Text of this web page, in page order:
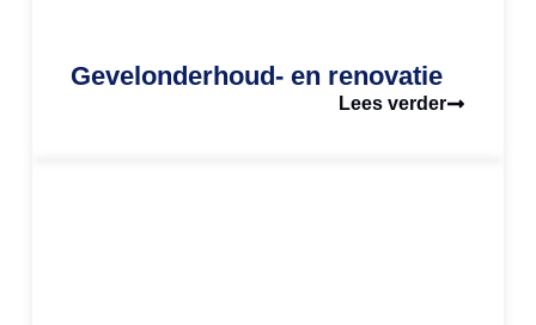
Gevelonderhoud- en renovatie
Lees verder